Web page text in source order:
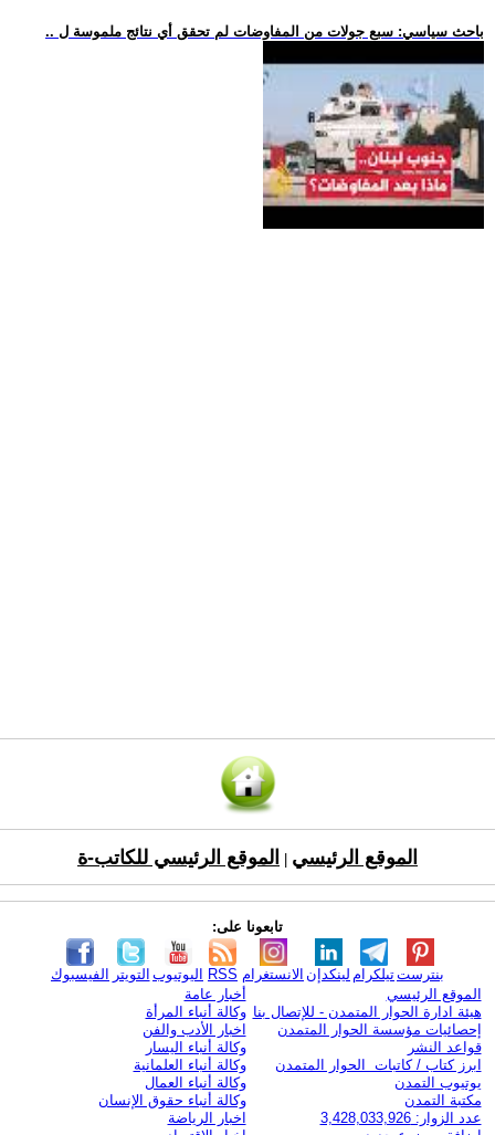
.. باحث سياسي: سبع جولات من المفاوضات لم تحقق أي نتائج ملموسة ل
الموقع الرئيسي الموقع الرئيسي للكاتب-ة
تابعونا على:
الفيسبوك التويتر اليوتيوب RSS الانستغرام لينكدإن تيلكرامبنترست
الموقع الرئيسي
هيئة ادارة الحوار المتمدن - للإتصال بنا
إحصائيات مؤسسة الحوار المتمدن
قواعد النشر
ابرز كتاب / كاتبات الحوار المتمدن
يوتيوب التمدن
مكتبة التمدن
عدد الزوار: 3,428,033,926
أخبار عامة
وكالة أنباء المرأة
اخبار الأدب والفن
وكالة أنباء اليسار
وكالة أنباء العلمانية
وكالة أنباء العمال
وكالة أنباء حقوق الإنسان
اخبار الرياضة